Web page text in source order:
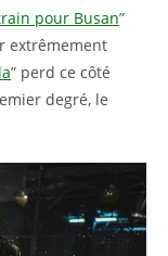
pour Busan”
extrêmement
” perd ce côté
degré, le